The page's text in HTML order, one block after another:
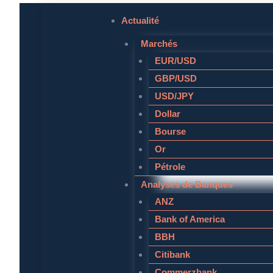
Actualité
Marchés
EUR/USD
GBP/USD
USD/JPY
Dollar
Bourse
Or
Pétrole
Analyses de Banques
ANZ
Bank of America
BBH
Citibank